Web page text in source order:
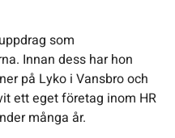
som
Innan dess har hon
på Lyko i Vansbro och
ett eget företag inom HR
många år.